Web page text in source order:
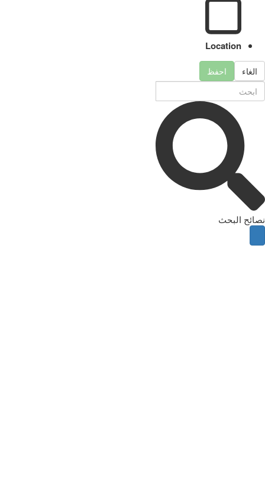
Location
الغاء احفظ
نصائح البحث